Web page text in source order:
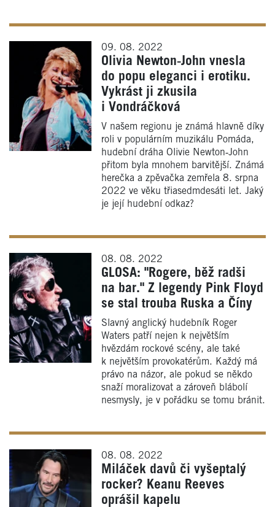
09. 08. 2022
Olivia Newton‑John vnesla
do popu eleganci i erotiku.
Vykrást ji zkusila
i Vondráčková
V našem regionu je známá hlavně díky
roli v populárním muzikálu Pomáda,
hudební dráha Olivie Newton‑John
přitom byla mnohem barvitější. Známá
herečka a zpěvačka zemřela 8. srpna
2022 ve věku třiasedmdesáti let. Jaký
je její hudební odkaz?
08. 08. 2022
GLOSA: "Rogere, běž radši
na bar." Z legendy Pink Floyd
se stal trouba Ruska a Číny
Slavný anglický hudebník Roger
Waters patří nejen k největším
hvězdám rockové scény, ale také
k největším provokatérům. Každý má
právo na názor, ale pokud se někdo
snaží moralizovat a zároveň blábolí
nesmysly, je v pořádku se tomu bránit.
08. 08. 2022
Miláček davů či vyšeptalý
rocker? Keanu Reeves
oprášil kapelu